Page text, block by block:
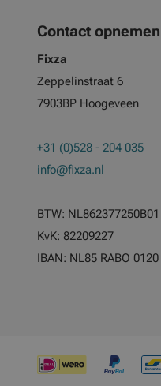
Contact opnemen
Fixza
Zeppelinstraat 6
7903BP Hoogeveen
+31 (0)528 - 204 035
info@fixza.nl
BTW: NL862377250B01
KvK: 82209227
IBAN: NL85 RABO